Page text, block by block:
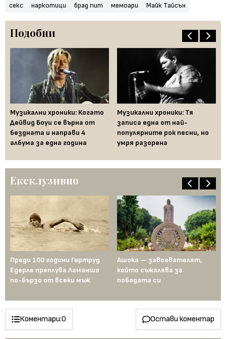
секс наркотици брад пит мемоари Майк Тайсън
Подобни
Музикални хроники: Когато
Дейвид Боуи се върна от
бездната и направи 4
албума за една година
Музикални хроники: Тя
записа една от най-
популярните рок песни, но
умря разорена
Ексклузивно
Преди 100 години Гертруд
Едерле преплува Ламанша
по-бързо от всеки мъж
Ашока — завоевателят,
който съжалява за
победата си
Коментари:0 Остави коментар